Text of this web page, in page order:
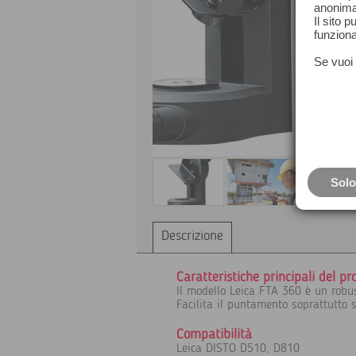
Descrizione
Caratteristiche principali del
Il modello Leica FTA 360 è un
Facilita il puntamento soprattutto
Compatibilità
Leica DISTO D510, D810
Il sito
Se vuoi